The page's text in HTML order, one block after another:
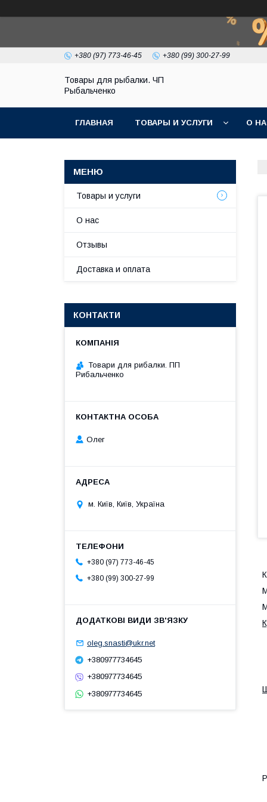
+380 (97) 773-46-45 +380 (99) 300-27-99
Товары для рыбалки. ЧП
Рыбальченко
ГЛАВНАЯ ТОВАРЫ И УСЛУГИ О
Товары и услуги
О нас
Отзывы
Доставка и оплата
КОНТАКТИ
Товари для рибалки. ПП
Рибальченко
Олег
м. Київ, Київ, Україна
+380 (97) 773-46-45
+380 (99) 300-27-99
oleg.snasti@ukr.net
+380977734645
+380977734645
+380977734645